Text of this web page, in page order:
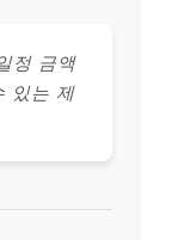
정 금액
있는 제